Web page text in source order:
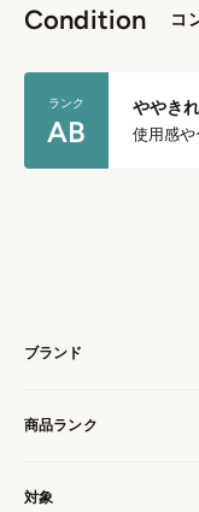
Condition コ
ランク
AB
ややき
使用感や
ブランド
商品ランク
対象